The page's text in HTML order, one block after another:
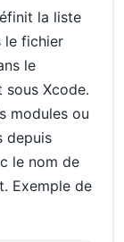
la liste
le fichier
le
Xcode.
modules ou
depuis
le nom de
Exemple de